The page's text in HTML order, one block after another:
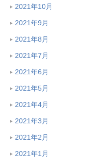
2021年10月
2021年9月
2021年8月
2021年7月
2021年6月
2021年5月
2021年4月
2021年3月
2021年2月
2021年1月